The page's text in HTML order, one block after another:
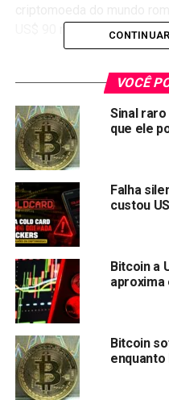
US$ 90 mil e agora está
3,62%, e o movimento
Aquela formação técnica
comentando há dias – a
costuma indicar tendência
invalidada.
Mercado
Não é só o Bitcoin que
criptomoedas como um
novamente. A
últimas 24 horas e agora
geralmente arrasta todo
diferente. Altcoins estão
com algumas perdendo
VOCÊ
Sinal
que ele
Falha
custou
Bitcoin a
aproxima
Bitcoin
enquanto